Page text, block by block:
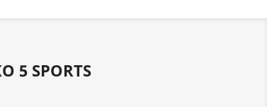
5 SPORTS